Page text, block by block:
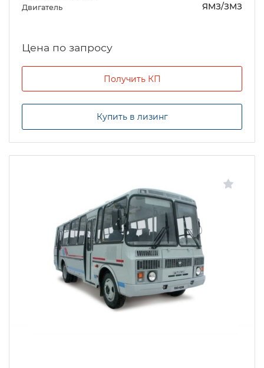
Двигатель ЯМЗ/ЗМЗ
Цена по запросу
Получить КП
Купить в лизинг